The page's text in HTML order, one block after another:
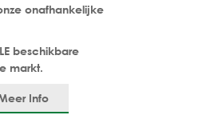
onafhankelijke
beschikbare
markt.
Info